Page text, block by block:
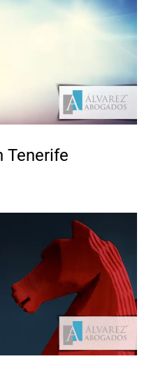
Tenerife